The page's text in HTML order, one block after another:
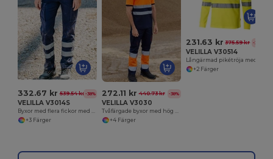
332.67 kr 539.54 kr -38%
VELILLA V3014S
Byxor med flera fickor med reflekterande rand
+3 Färger
272.11 kr 440.73 kr -38%
VELILLA V3030
Tvåfärgade byxor med hög synlighet
+4 Färger
231.63 kr 375.59 kr -38%
VELILLA V30514
+2 Färger